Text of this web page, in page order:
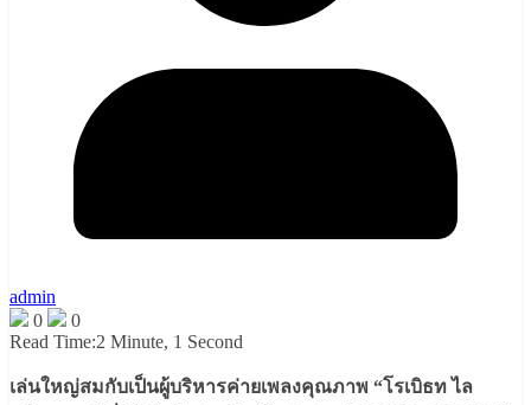
admin
0
0
Read Time:2 Minute, 1 Second
เล่นใหญ่สมกับเป็นผู้บริหารค่ายเพลงคุณภาพ “โรเบิธท ไล